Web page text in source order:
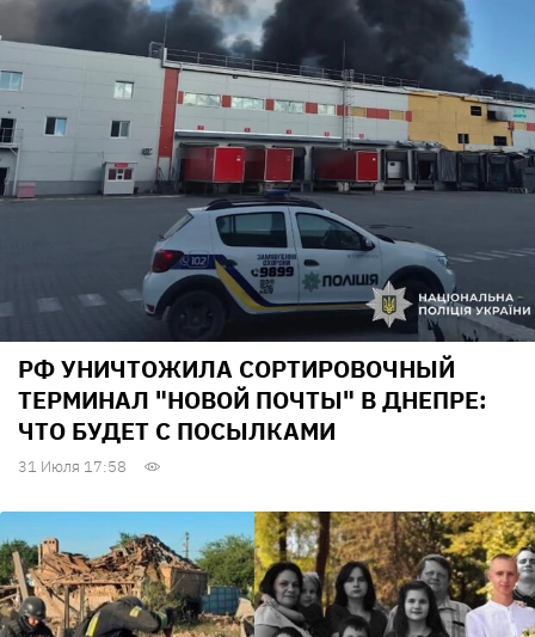
РФ УНИЧТОЖИЛА СОРТИРОВОЧНЫЙ
ТЕРМИНАЛ "НОВОЙ ПОЧТЫ" В ДНЕПРЕ:
ЧТО БУДЕТ С ПОСЫЛКАМИ
31 Июля 17:58